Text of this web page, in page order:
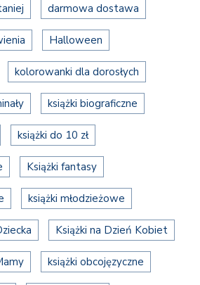
darmowa dostawa
Halloween
kolorowanki dla dorosłych
książki biograficzne
książki do 10 zł
Książki fantasy
książki młodzieżowe
Książki na Dzień Kobiet
książki obcojęzyczne